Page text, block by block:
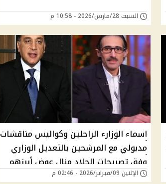
السبت 28/مارس/2026 - 10:58 م
اسماء الوزارء الراحلين وكواليس مناقشات
مدبولي مع المرشحين بالتعديل الوزاري
وفق تصريحات الجلاد منال عوض أبرزهم
"فيديو"
الإثنين 09/فبراير/2026 - 02:46 م